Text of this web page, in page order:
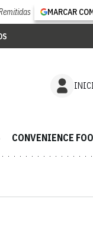
MARCAR
CONVENIENCE